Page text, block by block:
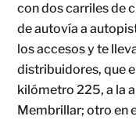
con dos carriles de
de autovía a
los accesos y te
distribuidores, que
kilómetro 225, a la
Membrillar; otro en